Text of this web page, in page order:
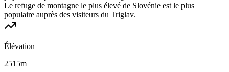
Le refuge de montagne le plus élevé de Slovénie est le plus
populaire auprès des visiteurs du Triglav.
Élévation
2515m